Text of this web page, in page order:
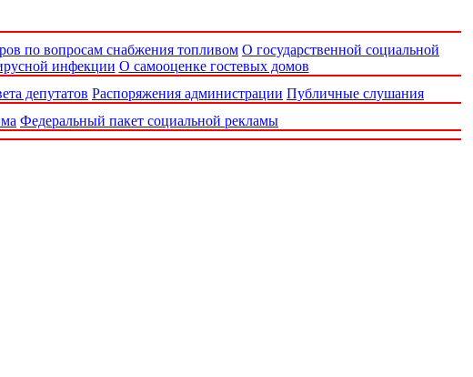
по вопросам снабжения топливом О государственной социальной
инфекции О самооценке гостевых домов
депутатов Распоряжения администрации Публичные слушания
Федеральный пакет социальной рекламы